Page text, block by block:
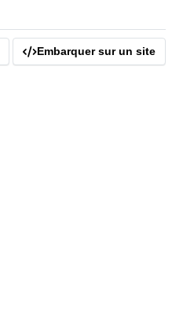
Embarquer sur un site